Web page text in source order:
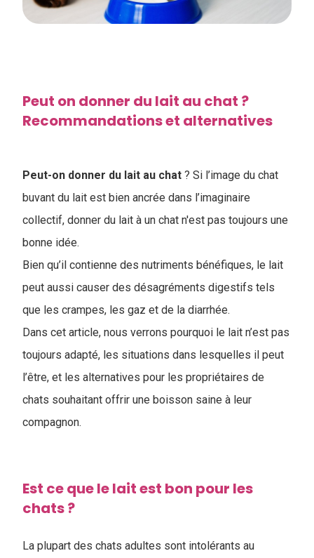
Peut on donner du lait au chat ?
Recommandations et alternatives
Peut-on donner du lait au chat ? Si l’image du chat
buvant du lait est bien ancrée dans l’imaginaire
collectif, donner du lait à un chat n'est pas toujours une
bonne idée.
Bien qu’il contienne des nutriments bénéfiques, le lait
peut aussi causer des désagréments digestifs tels
que les crampes, les gaz et de la diarrhée.
Dans cet article, nous verrons pourquoi le lait n’est pas
toujours adapté, les situations dans lesquelles il peut
l’être, et les alternatives pour les propriétaires de
chats souhaitant offrir une boisson saine à leur
compagnon.
Est ce que le lait est bon pour les
chats ?
La plupart des chats adultes sont intolérants au